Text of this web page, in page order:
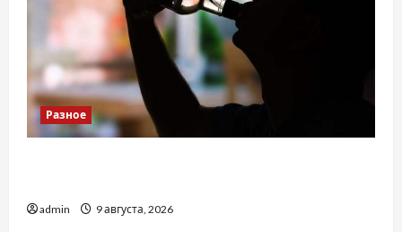
Разное
admin 9 августа, 2026